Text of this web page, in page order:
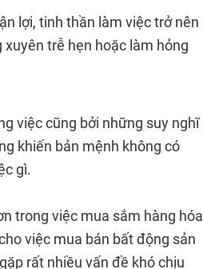
lợi, tinh thần làm việc trở nên
trễ hẹn hoặc làm hỏng
việc cũng bởi những suy nghĩ
khiến bản mệnh không có
gì.
trong việc mua sắm hàng hóa
việc mua bán bất động sản
rất nhiều vấn đề khó chịu